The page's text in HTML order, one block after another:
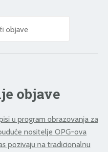
objave
u program obrazovanja za
nositelje OPG-ova
pozivaju na tradicionalnu